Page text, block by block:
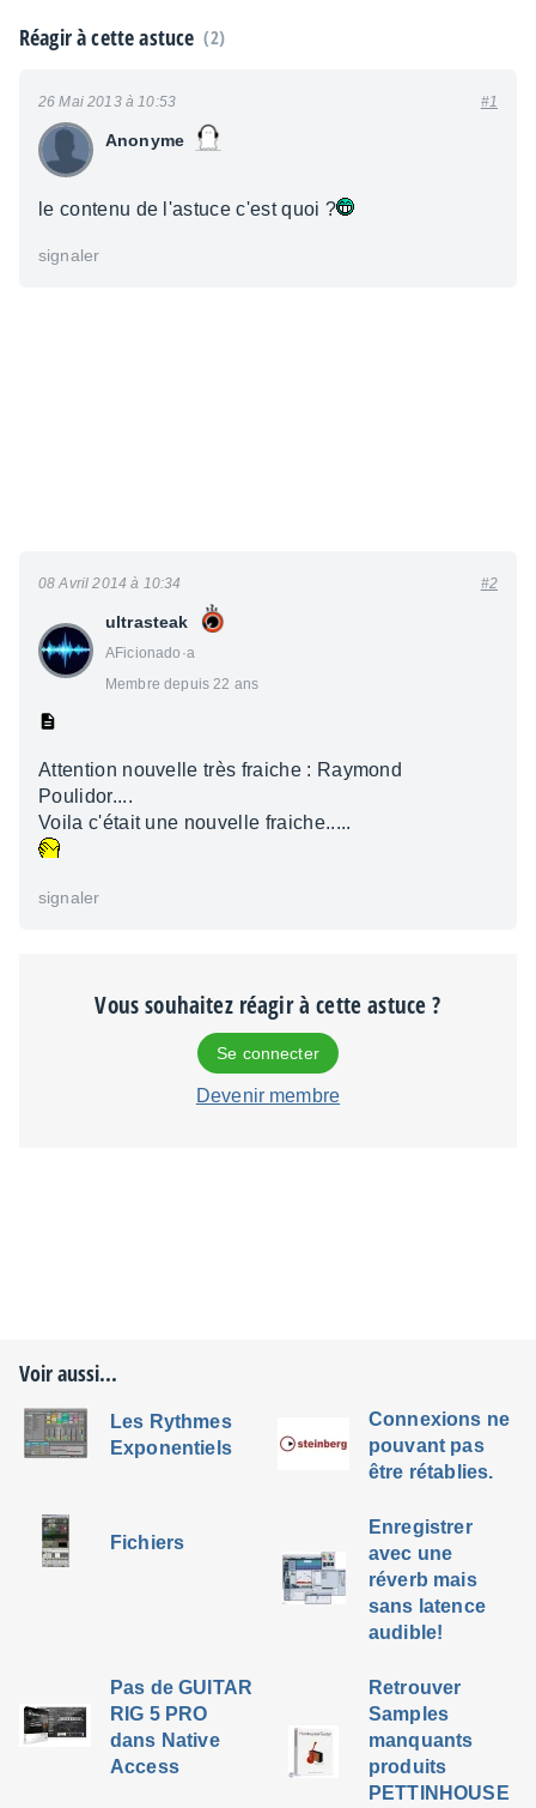
Réagir à cette astuce (2)
Anonyme
26 Mai 2013 à 10:53 #1
le contenu de l'astuce c'est quoi ?
signaler
ultrasteak
AFicionado·a
Membre depuis 22 ans
08 Avril 2014 à 10:34 #2
Attention nouvelle très fraiche : Raymond
Poulidor....
Voila c'était une nouvelle fraiche.....
signaler
Vous souhaitez réagir à cette astuce ?
Se connecter
Devenir membre
Voir aussi...
Les Rythmes
Exponentiels
Connexions ne
pouvant pas
être rétablies.
Fichiers
Enregistrer
avec une
réverb mais
sans latence
audible!
Pas de GUITAR
RIG 5 PRO
dans Native
Access
Retrouver
Samples
manquants
produits
PETTINHOUSE